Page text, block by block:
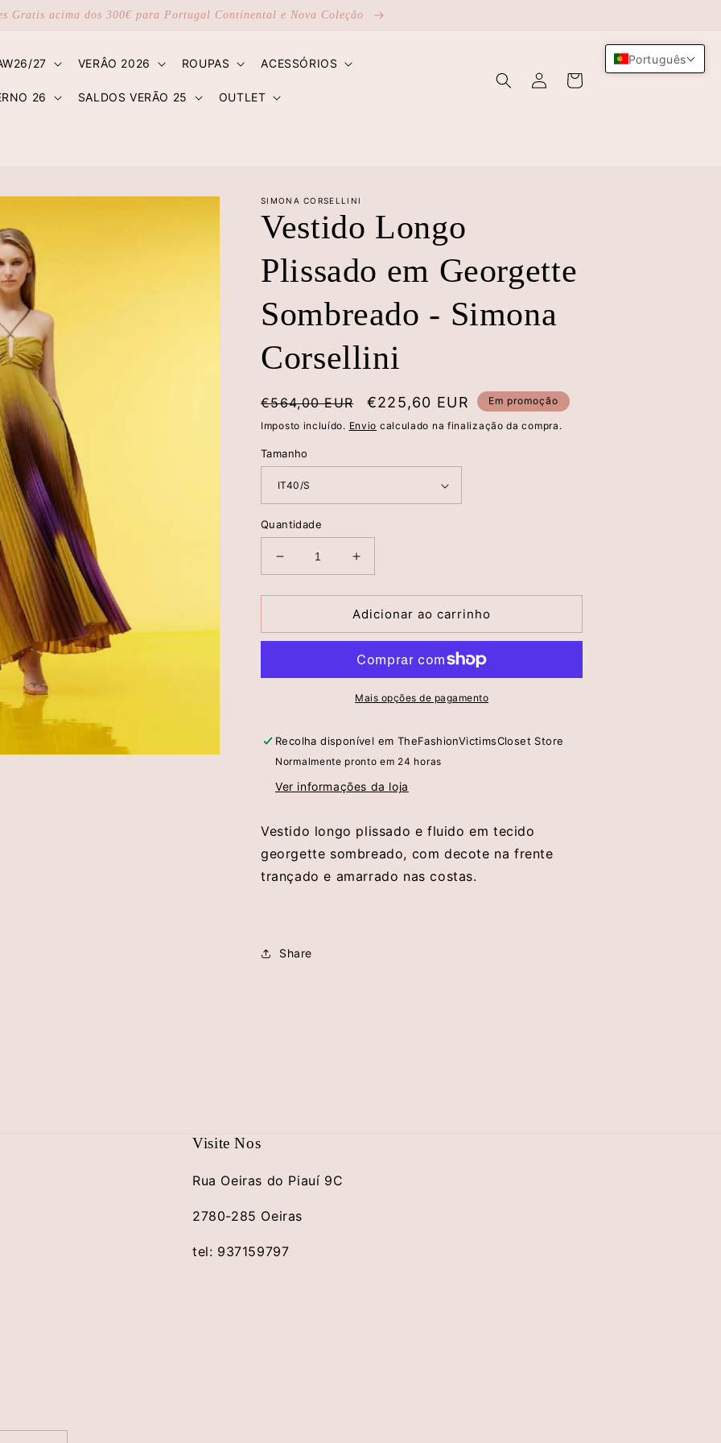
Gratis acima dos 300€ para Portugal Continental e Nova Coleção
27 VERÂO 2026 ROUPAS ACESSÓRIOS
26 SALDOS VERÃO 25 OUTLET
Iniciar
sessão
Carrinho
SIMONA CORSELLINI
Vestido Longo
Plissado em Georgette
Sombreado - Simona
Corsellini
Preço
normal
€564,00 EUR
Preço
de
€225,60 EUR Em promoção
Imposto incluído. Envio calculado na finalização da compra.
Tamanho
Quantidade
Diminuir
a
quantidade
Vestido
em
Simona
Corsellini
Aumentar
a
quantidade
de
Vestido
Plissado
em
Georgette
-
Simona
Corsellini
Adicionar ao carrinho
Mais opções de pagamento
Recolha disponível em TheFashionVictimsCloset Store
Normalmente pronto em 24 horas
Ver informações da loja
Vestido longo plissado e fluido em tecido
georgette sombreado, com decote na frente
trançado e amarrado nas costas.
Share
Visite Nos
Rua Oeiras do Piauí 9C
2780-285 Oeiras
tel: 937159797
Português